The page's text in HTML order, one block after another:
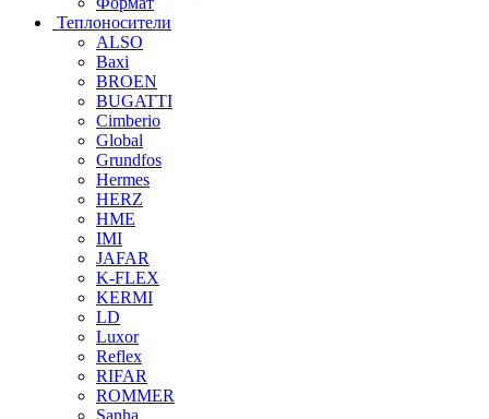
Теплоносители
ALSO
Baxi
BROEN
BUGATTI
Cimberio
Global
Grundfos
Hermes
HERZ
HME
IMI
JAFAR
K-FLEX
KERMI
LD
Luxor
Reflex
RIFAR
ROMMER
Sanha